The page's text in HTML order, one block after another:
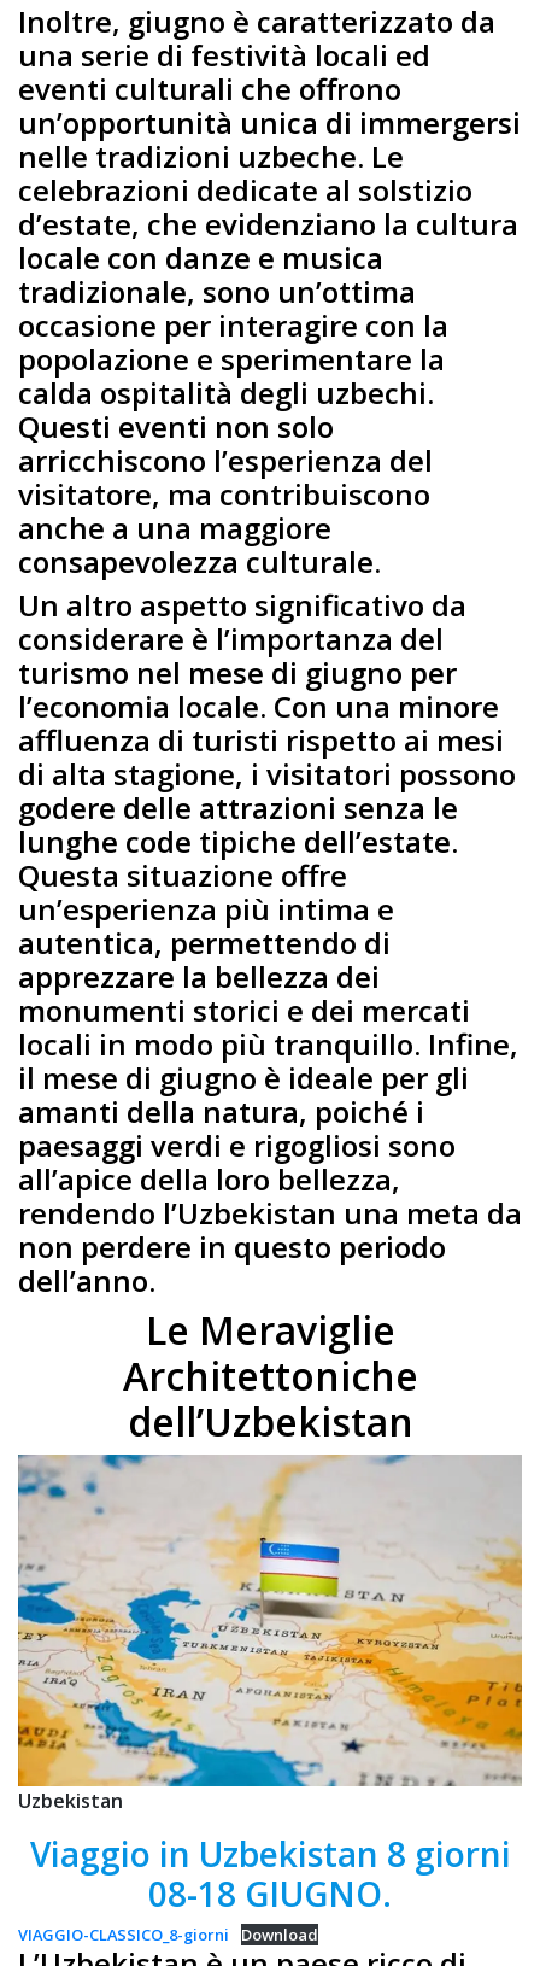
Inoltre, giugno è caratterizzato da
una serie di festività locali ed
eventi culturali che offrono
un’opportunità unica di immergersi
nelle tradizioni uzbeche. Le
celebrazioni dedicate al solstizio
d’estate, che evidenziano la cultura
locale con danze e musica
tradizionale, sono un’ottima
occasione per interagire con la
popolazione e sperimentare la
calda ospitalità degli uzbechi.
Questi eventi non solo
arricchiscono l’esperienza del
visitatore, ma contribuiscono
anche a una maggiore
consapevolezza culturale.
Un altro aspetto significativo da
considerare è l’importanza del
turismo nel mese di giugno per
l’economia locale. Con una minore
affluenza di turisti rispetto ai mesi
di alta stagione, i visitatori possono
godere delle attrazioni senza le
lunghe code tipiche dell’estate.
Questa situazione offre
un’esperienza più intima e
autentica, permettendo di
apprezzare la bellezza dei
monumenti storici e dei mercati
locali in modo più tranquillo. Infine,
il mese di giugno è ideale per gli
amanti della natura, poiché i
paesaggi verdi e rigogliosi sono
all’apice della loro bellezza,
rendendo l’Uzbekistan una meta da
non perdere in questo periodo
dell’anno.
Le Meraviglie
Architettoniche
dell’Uzbekistan
Uzbekistan
Viaggio in Uzbekistan 8 giorni
08-18 GIUGNO.
VIAGGIO-CLASSICO_8-giorni Download